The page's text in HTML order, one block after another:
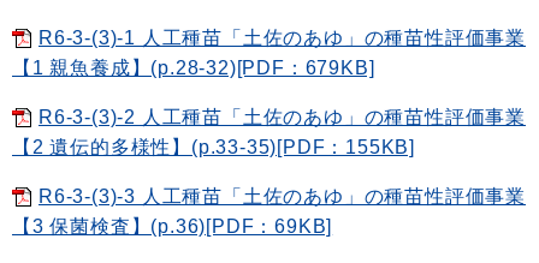
R6-3-(3)-1 人工種苗「土佐のあゆ」の種苗性評価事業
【1 親魚養成】(p.28-32)[PDF：679KB]
R6-3-(3)-2 人工種苗「土佐のあゆ」の種苗性評価事業
【2 遺伝的多様性】(p.33-35)[PDF：155KB]
R6-3-(3)-3 人工種苗「土佐のあゆ」の種苗性評価事業
【3 保菌検査】(p.36)[PDF：69KB]